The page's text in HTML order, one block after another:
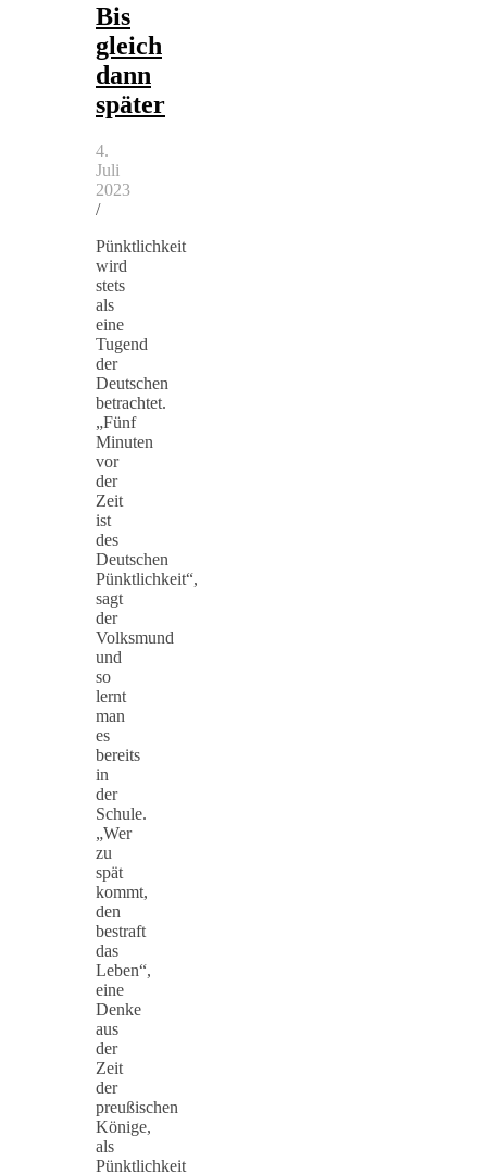
Bis
gleich
dann
später
4.
Juli
2023
/
Pünktlichkeit
wird
stets
als
eine
Tugend
der
Deutschen
betrachtet.
„Fünf
Minuten
vor
der
Zeit
ist
des
Deutschen
Pünktlichkeit“,
sagt
der
Volksmund
und
so
lernt
man
es
bereits
in
der
Schule.
„Wer
zu
spät
kommt,
den
bestraft
das
Leben“,
eine
Denke
aus
der
Zeit
der
preußischen
Könige,
als
Pünktlichkeit